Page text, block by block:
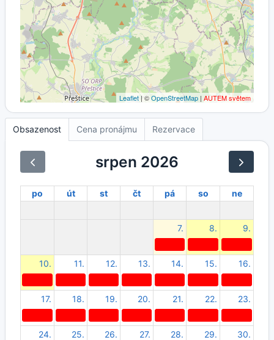
Leaflet | ©OpenStreetMap | AUTEM světem
Obsazenost Cena pronájmu Rezervace
srpen 2026
po út st čt pá so ne
7. 8. 9.
10. 11. 12. 13. 14. 15. 16.
17. 18. 19. 20. 21. 22. 23.
24. 25. 26. 27. 28. 29. 30.